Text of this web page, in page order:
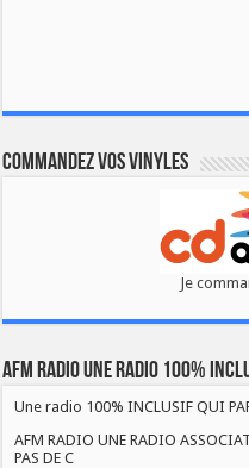
Commandez vos vinyles
Je
AFM RADIO UNE RADIO 100%
Une radio 100% INCLUSIF QUI
AFM RADIO UNE RADIO
PAS DE C